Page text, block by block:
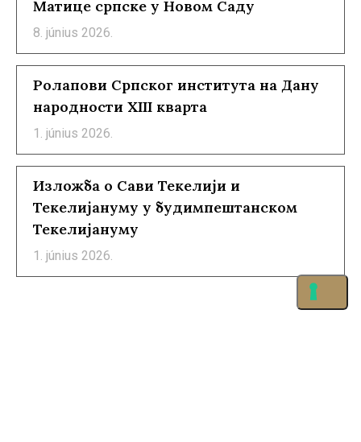
Матице српске у Новом Саду
8. június 2026.
Ролапови Српског института на Дану
народности XIII кварта
1. június 2026.
Изложба о Сави Текелији и
Текелијануму у будимпештанском
Текелијануму
1. június 2026.